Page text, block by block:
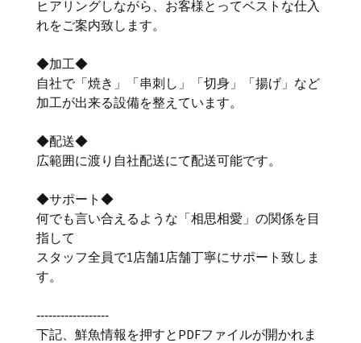
ヒアリングしながら、お客様とってベストな仕入
れをご案内致します。
◆加工◆
自社で「焼き」「串刺し」「切身」「揚げ」など
加工が出来る設備を整えています。
◆配送◆
広範囲に渡り自社配送にて配送可能です。
◆サポート◆
何でも言い合えるような「相思相愛」の関係を目
指して
スタッフ全員で1店舗1店舗丁寧にサポート致しま
す。
‐‐‐‐‐‐‐‐‐‐‐‐‐‐‐‐‐‐
下記、鮮魚情報を押すとPDFファイルが開かれま